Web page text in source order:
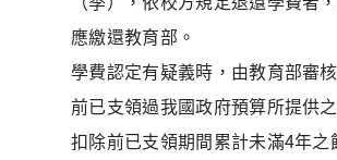
應繳還教育部。
學費認定有疑義時，由教育部審
前已支領過我國政府預算所提供
扣除前已支領期間累計未滿4年之